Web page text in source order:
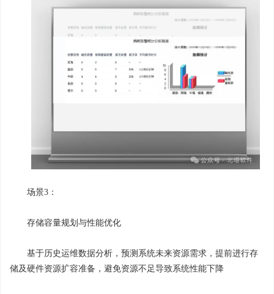
场景3：
存储容量规划与性能优化
基于历史运维数据分析，预测系统未来资源需求，提前进行存
储及硬件资源扩容准备，避免资源不足导致系统性能下降